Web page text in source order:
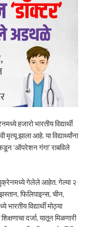
हजारो भारतीय विद्यार्थी
झाला आहे. या विद्यार्थ्यांना
‘ऑपरेशन गंगा’ राबविले
युक्रेनमध्ये गेलेले आहेत. गेल्या २
फिलिपाइन्स, चीन,
विद्यार्थी मोठ्या
दर्जा, यातून मिळणारी